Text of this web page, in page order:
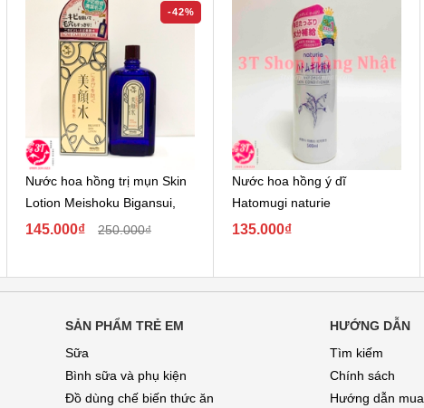
-42%
Nước hoa hồng trị mụn Skin
Lotion Meishoku Bigansui,
Nhật...
145.000₫ 250.000₫
Nước hoa hồng ý dĩ
Hatomugi naturie
135.000₫
SẢN PHẨM TRẺ EM
Sữa
Bình sữa và phụ kiện
Đồ dùng chế biến thức ăn
HƯỚNG DẪN
Tìm kiếm
Chính sách
Hướng dẫn